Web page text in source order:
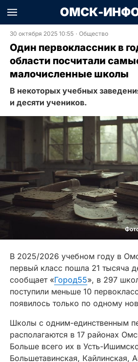
ОМСК-
30 октября 2025 10:55 · Общество
Один первоклассник в
области посчитали
малочисленные школы
В некоторых учебных
и десяти учеников.
В 2025/2026 учебном году в
первый класс пошла 21 тысяча
сообщает «Город55», в 297
поступили меньше 10
появилось только по одному
Школы с одним-единственным
располагаются в 17 районах
Больше всего их в Усть-
Большетавинская, Кайлинская,